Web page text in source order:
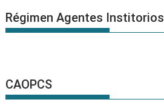
Régimen Agentes Institorios
CAOPCS